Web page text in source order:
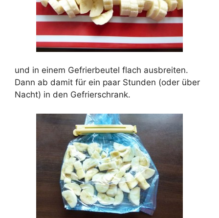
und in einem Gefrierbeutel flach ausbreiten.
Dann ab damit für ein paar Stunden (oder über
Nacht) in den Gefrierschrank.